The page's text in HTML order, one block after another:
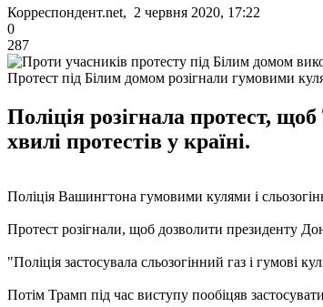
Корреспондент.net, 2 червня 2020, 17:22
0
287
Протест під Білим домом розігнали гумовими
Поліція розігнала протест,
хвилі протестів у країні.
Поліція Вашингтона гумовими кулями і
Протест розігнали, щоб дозволити президенту
"Поліція застосувала сльозогінний газ і гумові
Потім Трамп під час виступу пообіцяв